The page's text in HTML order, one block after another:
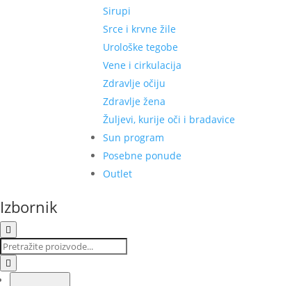
Sirupi
Srce i krvne žile
Urološke tegobe
Vene i cirkulacija
Zdravlje očiju
Zdravlje žena
Žuljevi, kurije oči i bradavice
Sun program
Posebne ponude
Outlet
Izbornik